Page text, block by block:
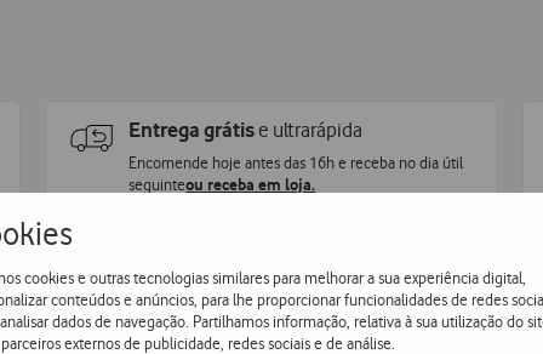
cookies e outras tecnologias similares para melhorar a sua experiência digital,
conteúdos e anúncios, para lhe proporcionar funcionalidades de redes
dados de navegação. Partilhamos informação, relativa à sua utilização do
externos de publicidade, redes sociais e de análise.
Entrega grátis e ultrarápida
Encomende hoje antes das 16h e receba no dia útil
seguinteou receba em loja.